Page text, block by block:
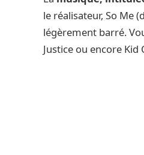
le réalisateur, So Me
légèrement barré.
Justice ou encore Kid